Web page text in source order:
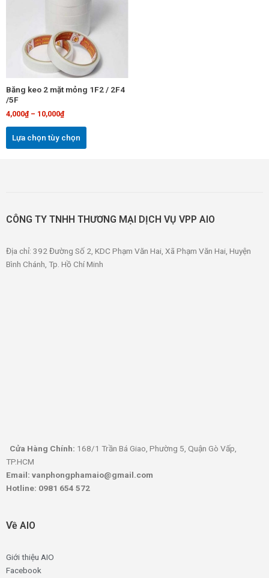
Băng keo 2 mặt mỏng 1F2 / 2F4
/5F
4,000₫– 10,000₫
Lựa chọn tùy chọn
biến
thể.
Các
tùy
chọn
có
trên
CÔNG TY TNHH THƯƠNG MẠI DỊCH VỤ VPP AIO
Địa chỉ: 392 Đường Số 2, KDC Phạm Văn Hai, Xã Phạm Văn Hai, Huyện
Bình Chánh, Tp. Hồ Chí Minh
Cửa Hàng Chính: 168/1 Trần Bá Giao, Phường 5, Quận Gò Vấp,
TP.HCM
Email: vanphongphamaio@gmail.com
Hotline: 0981 654 572
Về AIO
Giới thiệu AIO
Facebook